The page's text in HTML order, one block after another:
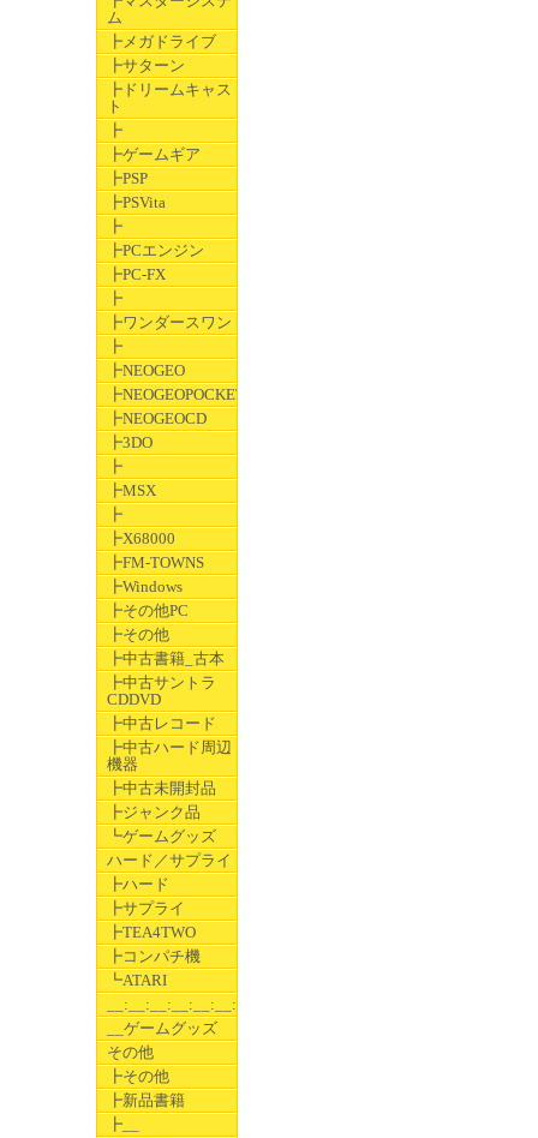
ム
┣メガドライブ
┣サターン
┣ドリームキャス
ト
┣
┣ゲームギア
┣PSP
┣PSVita
┣
┣PCエンジン
┣PC-FX
┣
┣ワンダースワン
┣
┣NEOGEO
┣NEOGEOPOCKET
┣NEOGEOCD
┣3DO
┣
┣MSX
┣
┣X68000
┣FM-TOWNS
┣Windows
┣その他PC
┣その他
┣中古書籍_古本
┣中古サントラ
CDDVD
┣中古レコード
┣中古ハード周辺
機器
┣中古未開封品
┣ジャンク品
┗ゲームグッズ
ハード／サプライ
┣ハード
┣サプライ
┣TEA4TWO
┣コンパチ機
┗ATARI
__:__:__:__:__:__:__
__ゲームグッズ
その他
┣その他
┣新品書籍
┣__